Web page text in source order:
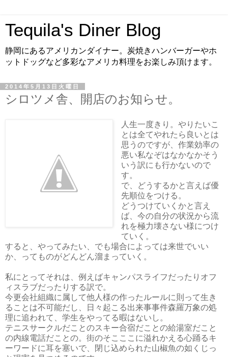
Tequila's Diner Blog
静岡にあるアメリカンダイナー。炭焼きハンバーガーやホ
ットドッグなど多彩なアメリカ料理をお楽しみ頂けます。
2014年5月13日火曜日
シロツメ舎、開店のお知らせ。
人生一度きり。やりたいこ
とは全てやれたら良いとは
思うのですが、作業効率の
悪い私なぞはなかなかそう
いう訳にも行かないので
す。
で、どうするかと言えば優
先順位をつける。
どうつけていくかと言え
ば、今の自分の状況から流
れを極力壊さない様につけ
ていく。
すると、やってみたい、でも場合によっては来世でいい
か、ってものがどんどん溜まっていく。
私にとってそれは、例えばキャンパスライフだったりオフ
ィスラブだったりする訳で。
今更会社組織に属して他人様の作ったルールに則って生き
ることは不可能だし、日々起こる出来事事件森羅万象の処
理に追われて、学生をやってる暇はないし。
テニスサークルだことのスキー合宿だことの給湯室だこと
の内線電話だことの。街のそこここに溢れかえる心踊るキ
ーワードに耳を塞いで、閉じ込められた山椒魚の如くじっ